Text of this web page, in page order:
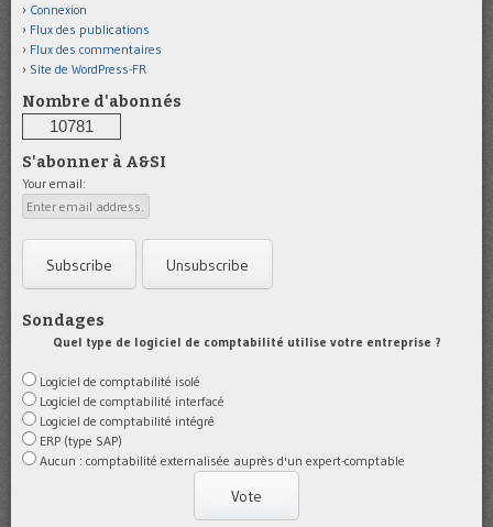
Connexion
Flux des publications
Flux des commentaires
Site de WordPress-FR
Nombre d'abonnés
10781
S'abonner à A&SI
Your email:
Sondages
Quel type de logiciel de comptabilité utilise votre entreprise ?
Logiciel de comptabilité isolé
Logiciel de comptabilité interfacé
Logiciel de comptabilité intégré
ERP (type SAP)
Aucun : comptabilité externalisée auprès d'un expert-comptable